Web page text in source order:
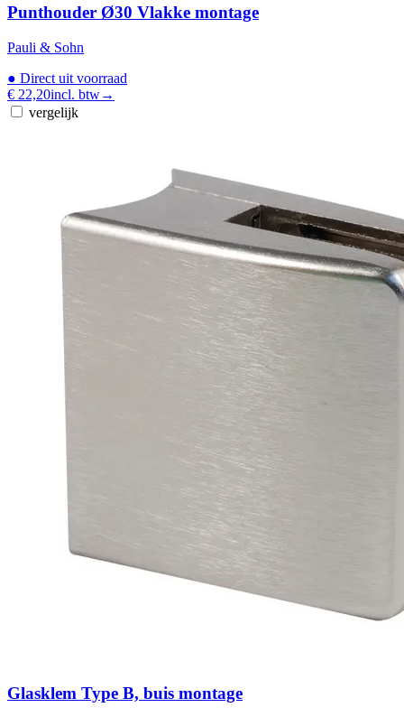
Punthouder Ø30 Vlakke montage
Pauli & Sohn
● Direct uit voorraad
€ 22,20incl. btw→
vergelijk
Glasklem Type B, buis montage